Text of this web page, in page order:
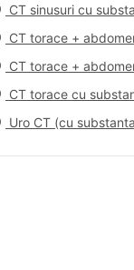
CT sinusuri cu
CT torace +
CT torace +
CT torace cu
Uro CT (cu